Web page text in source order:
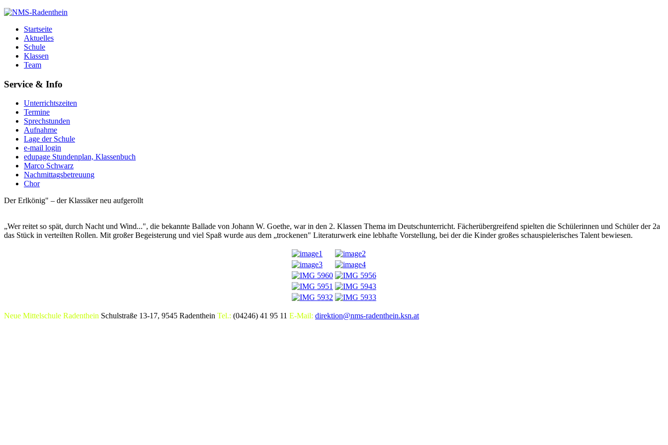
Startseite
Aktuelles
Schule
Klassen
Team
Service & Info
Unterrichtszeiten
Termine
Sprechstunden
Aufnahme
Lage der Schule
e-mail login
edupage Stundenplan, Klassenbuch
Marco Schwarz
Nachmittagsbetreuung
Chor
Der Erlkönig" – der Klassiker neu aufgerollt
„Wer reitet so spät, durch Nacht und Wind...", die bekannte Ballade von Johann W. Goethe, war in den 2. Klassen Thema im Deutschunterricht. Fächerübergreifend spielten die Schülerinnen und Schüler der 2a
das Stück in verteilten Rollen. Mit großer Begeisterung und viel Spaß wurde aus dem „trockenen" Literaturwerk eine lebhafte Vorstellung, bei der die Kinder großes schauspielerisches Talent bewiesen.
Neue Mittelschule Radenthein Schulstraße 13-17, 9545 Radenthein Tel.: (04246) 41 95 11 E-Mail: direktion@nms-radenthein.ksn.at